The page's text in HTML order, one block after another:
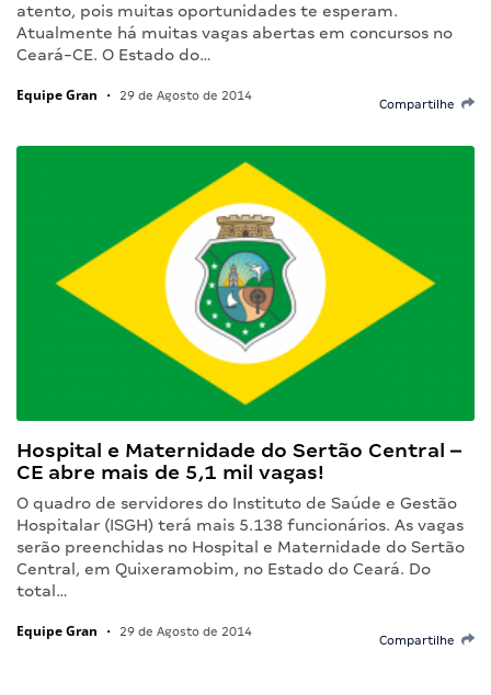
atento, pois muitas oportunidades te esperam.
Atualmente há muitas vagas abertas em concursos no
Ceará-CE. O Estado do…
Equipe Gran • 29 de Agosto de 2014
Compartilhe
Hospital e Maternidade do Sertão Central –
CE abre mais de 5,1 mil vagas!
O quadro de servidores do Instituto de Saúde e Gestão
Hospitalar (ISGH) terá mais 5.138 funcionários. As vagas
serão preenchidas no Hospital e Maternidade do Sertão
Central, em Quixeramobim, no Estado do Ceará. Do
total…
Equipe Gran • 29 de Agosto de 2014
Compartilhe